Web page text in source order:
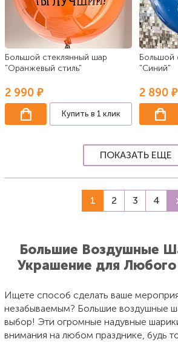
Большой стеклянный шар
"Оранжевый стиль"
2 990 ₽
Купить в 1 клик
Большой
"Синий"
2 890 ₽
ПОКАЗАТЬ ЕЩЕ
1 2 3 4
Большие Воздушные
Украшение для
Ищете способ сделать ваше
незабываемым? Большие воздушные
выбор! Эти огромные надувные
внимания на любом празднике, будь